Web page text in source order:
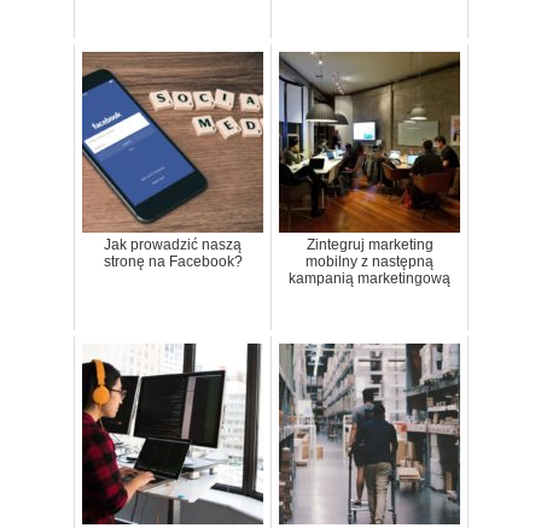
Jak prowadzić naszą
stronę na Facebook?
Zintegruj marketing
mobilny z następną
kampanią marketingową